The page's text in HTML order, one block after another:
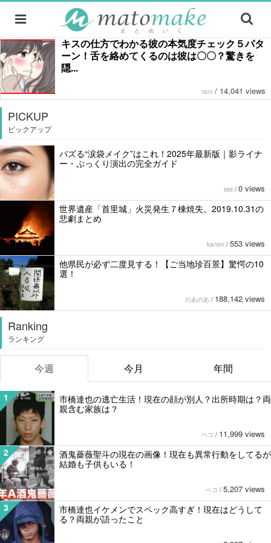
キスの仕方でわかる彼の本気度チェック５パタ
ーン！舌を絡めてくるのは彼は〇〇？驚きを
隠...
tani / 14,041 views
PICKUP
ピックアップ
バズる“涙袋メイク”はこれ！2025年最新版｜影ライナ
ー・ぷっくり演出の完全ガイド
sss / 0 views
世界遺産「首里城」火災発生７棟焼失。2019.10.31の
悲劇まとめ
kanon / 553 views
他県民が必ず二度見する！【ご当地珍百景】驚愕の10
選！
のあのあ / 188,142 views
Ranking
ランキング
今週 今月 年間
1
市橋達也の逃亡生活！現在の顔が別人？出所時期は？両
親含む家族は？
ペコ / 11,999 views
2
酒鬼薔薇聖斗の現在の画像！現在も異常行動をしてるが
結婚も子供もいる！
ペコ / 5,207 views
3
市橋達也イケメンでスペック高すぎ！現在はどうして
る？両親が語ったこと